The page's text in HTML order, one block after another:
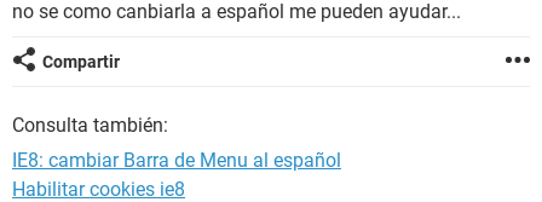
no se como canbiarla a español me pueden ayudar...
Compartir
Consulta también:
IE8: cambiar Barra de Menu al español
Habilitar cookies ie8